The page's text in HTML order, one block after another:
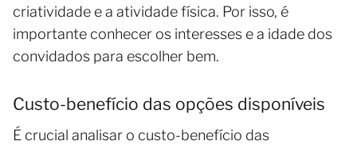
criatividade e a atividade física. Por isso, é
importante conhecer os interesses e a idade dos
convidados para escolher bem.
Custo-benefício das opções disponíveis
É crucial analisar o custo-benefício das